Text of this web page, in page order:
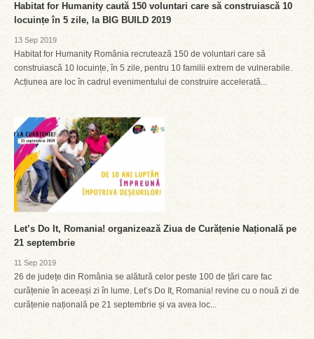
Habitat for Humanity caută 150 voluntari care să construiască 10
locuințe în 5 zile, la BIG BUILD 2019
13 Sep 2019
Habitat for Humanity România recrutează 150 de voluntari care să
construiască 10 locuințe, în 5 zile, pentru 10 familii extrem de vulnerabile.
Acțiunea are loc în cadrul evenimentului de construire accelerată...
Let’s Do It, Romania! organizează Ziua de Curățenie Națională pe
21 septembrie
11 Sep 2019
26 de județe din România se alătură celor peste 100 de țări care fac
curățenie în aceeași zi în lume. Let’s Do It, Romania! revine cu o nouă zi de
curățenie națională pe 21 septembrie și va avea loc...